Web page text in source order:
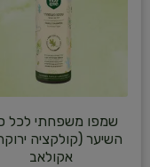
שמפו משפחתי לכל
השיער (קולקציה
אקולאב